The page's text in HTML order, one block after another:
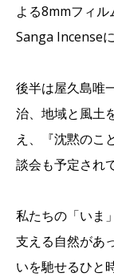
よる8mmフィ
Sanga Incense
後半は屋久島唯
治、地域と風土
え、『沈黙のこ
談会も予定され
私たちの「いま
支える自然があ
いを馳せるひと